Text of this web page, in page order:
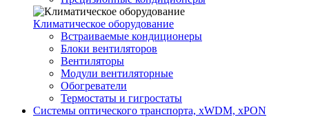
Климатичeское оборудование
Встраиваемые кондиционеры
Блоки вентиляторов
Вентиляторы
Модули вентиляторные
Обогреватели
Термостаты и гигростаты
Системы оптического транспорта, xWDM, xPON